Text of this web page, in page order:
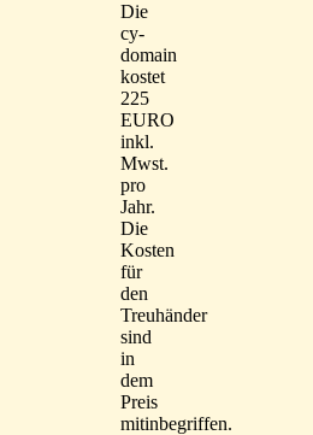
Die
cy-
domain
kostet
225
EURO
inkl.
Mwst.
pro
Jahr.
Die
Kosten
für
den
Treuhänder
sind
in
dem
Preis
mitinbegriffen.